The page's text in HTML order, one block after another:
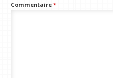
Commentaire*